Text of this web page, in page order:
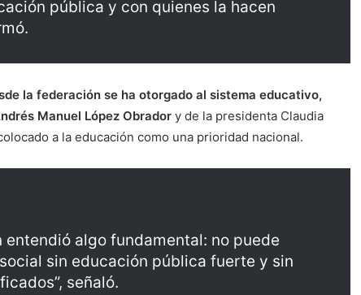
pública y con quienes la hacen
la federación se ha otorgado al sistema educativo,
Manuel López Obrador y de la presidenta Claudia
a la educación como una prioridad nacional.
entendió algo fundamental: no puede
sin educación pública fuerte y sin
señaló.